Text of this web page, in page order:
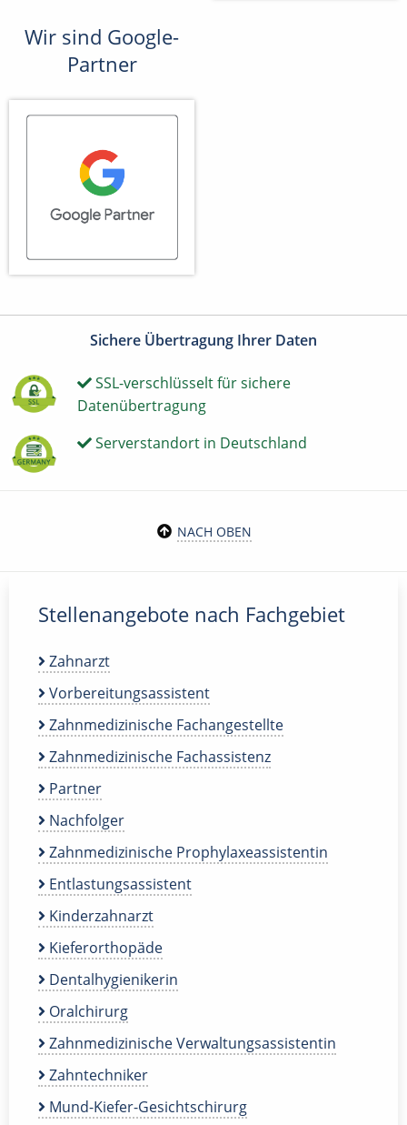
Wir sind Google-
Partner
Sichere Übertragung Ihrer Daten
SSL-verschlüsselt für sichere
Datenübertragung
Serverstandort in Deutschland
NACH OBEN
Stellenangebote nach Fachgebiet
Zahnarzt
Vorbereitungsassistent
Zahnmedizinische Fachangestellte
Zahnmedizinische Fachassistenz
Partner
Nachfolger
Zahnmedizinische Prophylaxeassistentin
Entlastungsassistent
Kinderzahnarzt
Kieferorthopäde
Dentalhygienikerin
Oralchirurg
Zahnmedizinische Verwaltungsassistentin
Zahntechniker
Mund-Kiefer-Gesichtschirurg